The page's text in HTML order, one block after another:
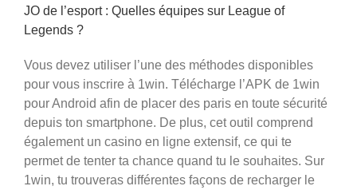
JO de l’esport : Quelles équipes sur League of
Legends ?
Vous devez utiliser l’une des méthodes disponibles
pour vous inscrire à 1win. Télécharge l’APK de 1win
pour Android afin de placer des paris en toute sécurité
depuis ton smartphone. De plus, cet outil comprend
également un casino en ligne extensif, ce qui te
permet de tenter ta chance quand tu le souhaites. Sur
1win, tu trouveras différentes façons de recharger le